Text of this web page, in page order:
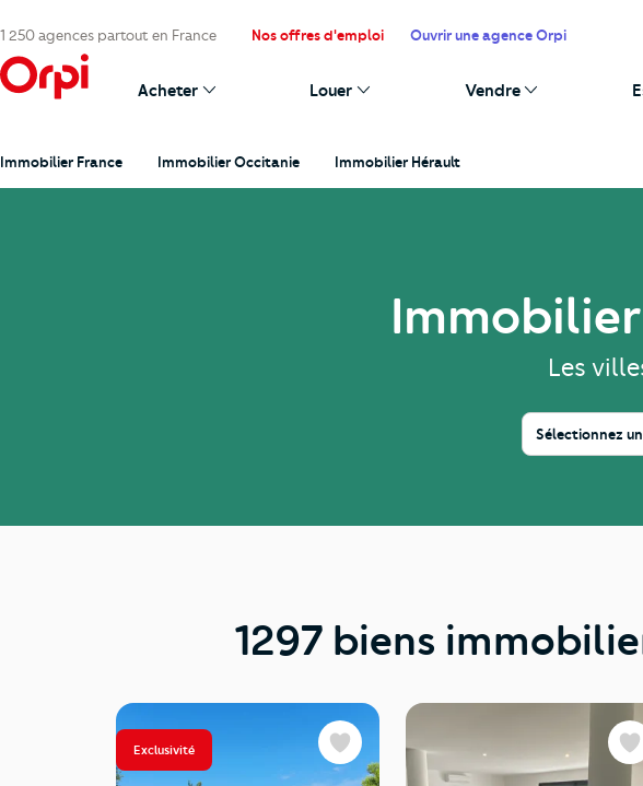
1 250 agences partout en France Nos offres d'emploi Ouvrir une agence Orpi
Acheter Louer Vendre
Immobilier France Immobilier Occitanie Immobilier Hérault
Les
Sélectionnez
1297 biens
Exclusivité Favoris